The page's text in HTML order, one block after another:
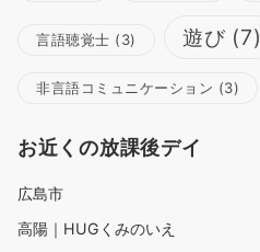
言語聴覚士 (3) 遊び(7)
非言語コミュニケーション (3)
お近くの放課後デイ
広島市
高陽｜HUGくみのいえ